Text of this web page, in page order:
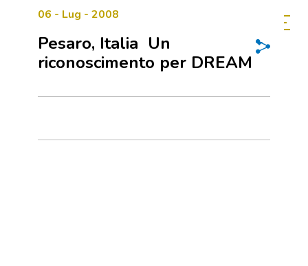
06 - Lug - 2008
Pesaro, Italia  Un
riconoscimento per DREAM